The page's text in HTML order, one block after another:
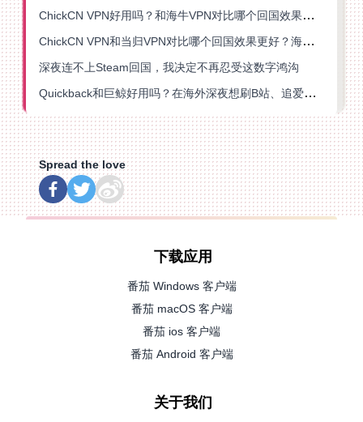
ChickCN VPN好用吗？和海牛VPN对比哪个回国效果更好？
ChickCN VPN和当归VPN对比哪个回国效果更好？海外党亲测后选了它
深夜连不上Steam回国，我决定不再忍受这数字鸿沟
Quickback和巨鲸好用吗？在海外深夜想刷B站、追爱奇艺的你，或许正需要这份答案
Spread the love
下载应用
番茄 Windows 客户端
番茄 macOS 客户端
番茄 ios 客户端
番茄 Android 客户端
关于我们